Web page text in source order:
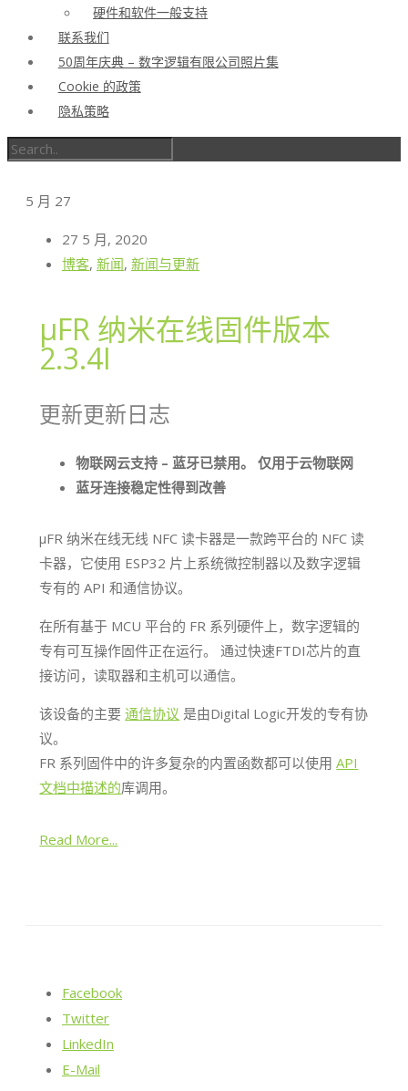
硬件和软件一般支持
联系我们
50周年庆典 – 数字逻辑有限公司照片集
Cookie 的政策
隐私策略
5 月 27
27 5 月, 2020
博客, 新闻, 新闻与更新
μFR 纳米在线固件版本
2.3.4I
更新更新日志
物联网云支持 – 蓝牙已禁用。 仅用于云物联网
蓝牙连接稳定性得到改善
μFR 纳米在线无线 NFC 读卡器是一款跨平台的 NFC 读
卡器，它使用 ESP32 片上系统微控制器以及数字逻辑
专有的 API 和通信协议。
在所有基于 MCU 平台的 FR 系列硬件上，数字逻辑的
专有可互操作固件正在运行。 通过快速FTDI芯片的直
接访问，读取器和主机可以通信。
该设备的主要通信协议 是由Digital Logic开发的专有协
议。
FR 系列固件中的许多复杂的内置函数都可以使用API
文档中描述的库调用。
Read More...
Facebook
Twitter
LinkedIn
E-Mail